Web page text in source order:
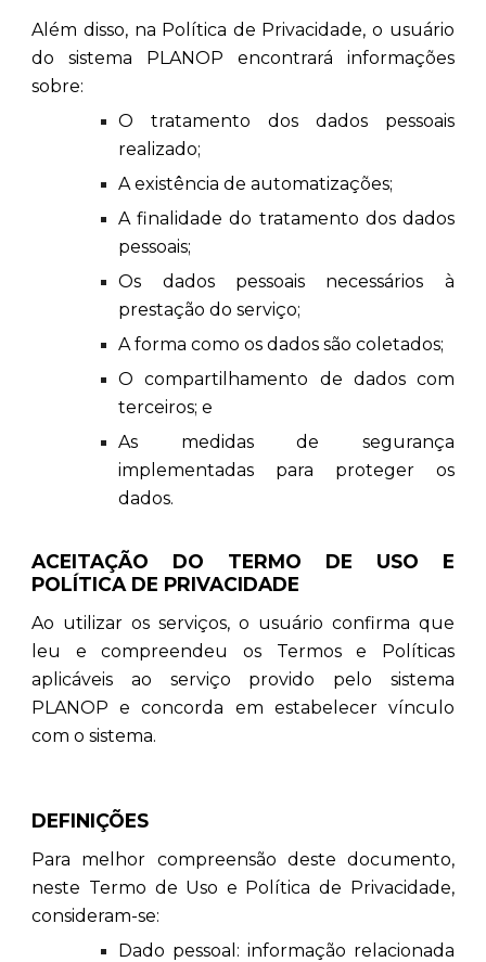
Além disso, na Política de Privacidade, o usuário
do sistema PLANOP encontrará informações
sobre:
O tratamento dos dados pessoais
realizado;
A existência de automatizações;
A finalidade do tratamento dos dados
pessoais;
Os dados pessoais necessários à
prestação do serviço;
A forma como os dados são coletados;
O compartilhamento de dados com
terceiros; e
As medidas de segurança
implementadas para proteger os
dados.
ACEITAÇÃO DO TERMO DE USO E
POLÍTICA DE PRIVACIDADE
Ao utilizar os serviços, o usuário confirma que
leu e compreendeu os Termos e Políticas
aplicáveis ao serviço provido pelo sistema
PLANOP e concorda em estabelecer vínculo
com o sistema.
DEFINIÇÕES
Para melhor compreensão deste documento,
neste Termo de Uso e Política de Privacidade,
consideram-se:
Dado pessoal: informação relacionada